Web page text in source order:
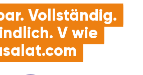
Vollständig.
V wie